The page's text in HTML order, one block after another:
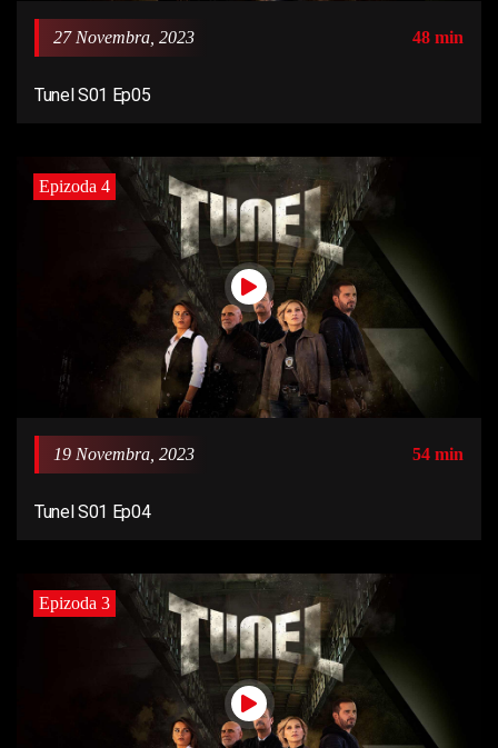
27 Novembra, 2023 48 min
Tunel S01 Ep05
Epizoda 4
19 Novembra, 2023 54 min
Tunel S01 Ep04
Epizoda 3